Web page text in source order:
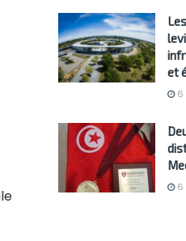
et
6
6